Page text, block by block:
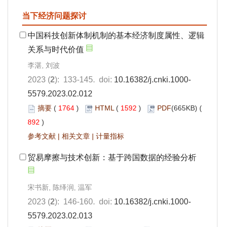
当下经济问题探讨
中国科技创新体制机制的基本经济制度属性、逻辑
关系与时代价值
李湛, 刘波
2023 (2): 133-145. doi: 10.16382/j.cnki.1000-
5579.2023.02.012
摘要 ( 1764 ) HTML( 1592 ) PDF(665KB) (
892 )
参考文献 | 相关文章 | 计量指标
贸易摩擦与技术创新：基于跨国数据的经验分析
宋书新, 陈绎润, 温军
2023 (2): 146-160. doi: 10.16382/j.cnki.1000-
5579.2023.02.013